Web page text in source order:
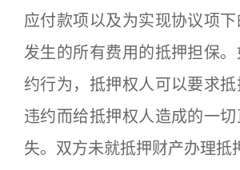
应付款项以及为实现协议项
发生的所有费用的抵押担保
约行为，抵押权人可以要求
违约而给抵押权人造成的一
失。双方未就抵押财产办理抵